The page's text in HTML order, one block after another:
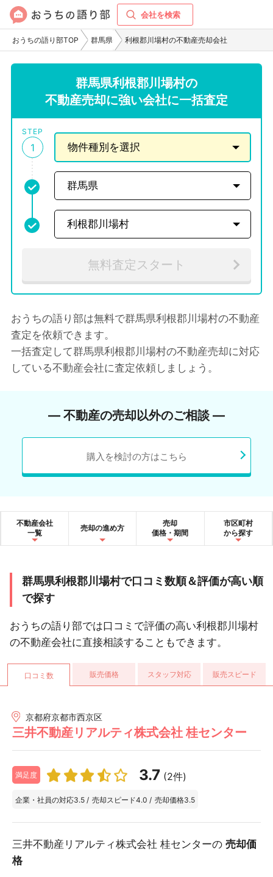
会社を検索
おうちの語り部TOP 群馬県 利根郡川場村の不動産売却会社
群馬県利根郡川場村の
不動産売却に強い会社に一括査定
STEP
1
無料査定スタート
おうちの語り部は無料で群馬県利根郡川場村の不動産
査定を依頼できます。
一括査定して群馬県利根郡川場村の不動産売却に対応
している不動産会社に査定依頼しましょう。
― 不動産の売却以外のご相談 ―
購入を検討の方はこちら
不動産会社
一覧
売却の進め方
売却
価格・期間
市区町村
から探す
群馬県利根郡川場村で口コミ数順＆評価が高い順
で探す
おうちの語り部では口コミで評価の高い利根郡川場村
の不動産会社に直接相談することもできます。
口コミ数 販売価格 スタッフ対応 販売スピード
京都府京都市西京区
三井不動産リアルティ株式会社 桂センター
満足度 3.7 (2件)
企業・社員の対応3.5 / 売却スピード4.0 / 売却価格3.5
三井不動産リアルティ株式会社 桂センターの 売却価
格